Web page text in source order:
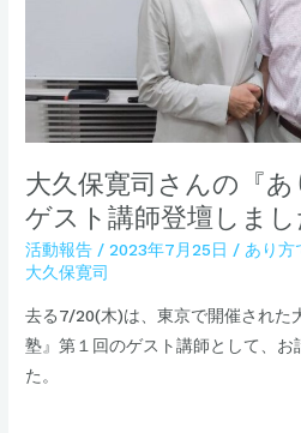
大久保寛司さんの『
ゲスト講師登壇しまし
活動報告 /2023年7月25日/あり方
大久保寛司
去る7/20(木)は、東京で開催された
塾』第１回のゲスト講師として、お
た。
『あ
り
第
１
回
で
ゲ
ス
ト